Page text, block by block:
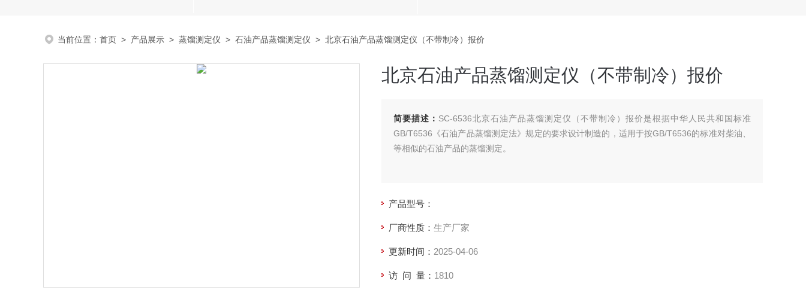
当前位置： 首页 > 产品展示 > 蒸馏测定仪 > 石油产品蒸馏测定仪 > 北京石油产品蒸馏测定仪（不带制冷）报价
北京石油产品蒸馏测定仪（不带制冷）报价
简要描述： SC-6536北京石油产品蒸馏测定仪（不带制冷）报价是根据中华人民共和国标准
GB/T6536《石油产品蒸馏测定法》规定的要求设计制造的，适用于按GB/T6536的标准对柴油、
等相似的石油产品的蒸馏测定。
产品型号：
厂商性质： 生产厂家
更新时间： 2025-04-06
访 问 量： 1810